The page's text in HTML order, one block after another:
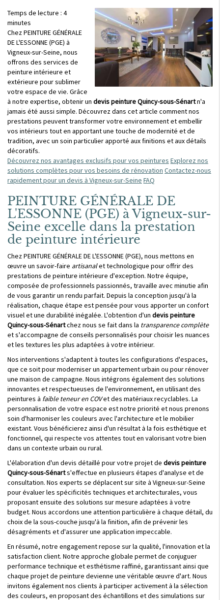
Temps de lecture : 4
minutes
Chez PEINTURE GÉNÉRALE
DE L'ESSONNE (PGE) à
Vigneux-sur-Seine, nous
offrons des services de
peinture intérieure et
extérieure pour sublimer
votre espace de vie. Grâce
à notre expertise, obtenir un devis peinture Quincy-sous-Sénartn'a
jamais été aussi simple. Découvrez dans cet article comment nos
prestations peuvent transformer votre environnement et embellir
vos intérieurs tout en apportant une touche de modernité et de
tradition, avec un soin particulier apporté aux finitions et aux détails
décoratifs.
Découvrez nos avantages exclusifs pour vos peintures Explorez nos
solutions complètes pour vos besoins de rénovation Contactez-nous
rapidement pour un devis à Vigneux-sur-Seine FAQ
PEINTURE GÉNÉRALE DE
L'ESSONNE (PGE) à Vigneux-sur-
Seine excelle dans la prestation
de peinture intérieure
Chez PEINTURE GÉNÉRALE DE L'ESSONNE (PGE), nous mettons en
œuvre un savoir-faire artisanalet technologique pour offrir des
prestations de peinture intérieure d'exception. Notre équipe,
composée de professionnels passionnés, travaille avec minutie afin
de vous garantir un rendu parfait. Depuis la conception jusqu'à la
réalisation, chaque étape est pensée pour vous apporter un confort
visuel et une durabilité inégalée. L'obtention d'un devis peinture
Quincy-sous-Sénartchez nous se fait dans la transparence complète
et s'accompagne de conseils personnalisés pour choisir les nuances
et les textures les plus adaptées à votre intérieur.
Nos interventions s'adaptent à toutes les configurations d'espaces,
que ce soit pour moderniser un appartement urbain ou pour rénover
une maison de campagne. Nous intégrons également des solutions
innovantes et respectueuses de l'environnement, en utilisant des
peintures à faible teneur en COVet des matériaux recyclables. La
personnalisation de votre espace est notre priorité et nous prenons
soin d'harmoniser les couleurs avec l'architecture et le mobilier
existant. Vous bénéficierez ainsi d'un résultat à la fois esthétique et
fonctionnel, qui respecte vos attentes tout en valorisant votre bien
dans un contexte urbain ou rural.
L'élaboration d'un devis détaillé pour votre projet de devis peinture
Quincy-sous-Sénarts'effectue en plusieurs étapes d'analyse et de
consultation. Nos experts se déplacent sur site à Vigneux-sur-Seine
pour évaluer les spécificités techniques et architecturales, vous
proposant ensuite des solutions sur mesure adaptées à votre
budget. Nous accordons une attention particulière à chaque détail, du
choix de la sous-couche jusqu'à la finition, afin de prévenir les
désagréments et d'assurer une application impeccable.
En résumé, notre engagement repose sur la qualité, l'innovation et la
satisfaction client. Notre approche globale permet de conjuguer
performance technique et esthétisme raffiné, garantissant ainsi que
chaque projet de peinture devienne une véritable œuvre d'art. Nous
invitons également nos clients à participer activement à la sélection
des couleurs, en proposant des échantillons et des simulations sur